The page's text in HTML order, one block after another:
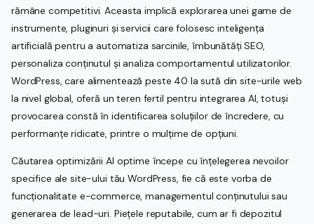
rămâne competitivi. Aceasta implică explorarea unei game de
instrumente, pluginuri și servicii care folosesc inteligența
artificială pentru a automatiza sarcinile, îmbunătăți SEO,
personaliza conținutul și analiza comportamentul utilizatorilor.
WordPress, care alimentează peste 40 la sută din site-urile web
la nivel global, oferă un teren fertil pentru integrarea AI, totuși
provocarea constă în identificarea soluțiilor de încredere, cu
performanțe ridicate, printre o mulțime de opțiuni.
Căutarea optimizării AI optime începe cu înțelegerea nevoilor
specifice ale site-ului tău WordPress, fie că este vorba de
funcționalitate e-commerce, managementul conținutului sau
generarea de lead-uri. Piețele reputabile, cum ar fi depozitul